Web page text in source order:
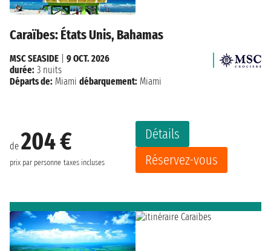
Caraïbes: États Unis, Bahamas
de 204 €
prix par personne taxes incluses
Détails
Réservez-vous
MSC SEASIDE
9 OCT. 2026
durée: 3 nuits
Départs de: Miami débarquement: Miami